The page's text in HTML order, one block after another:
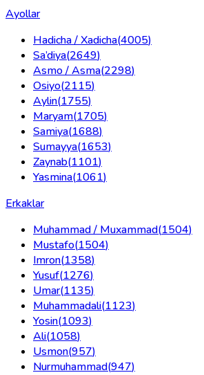
Ayollar
Hadicha / Xadicha(4005)
Sa’diya(2649)
Asmo / Asma(2298)
Osiyo(2115)
Aylin(1755)
Maryam(1705)
Samiya(1688)
Sumayya(1653)
Zaynab(1101)
Yasmina(1061)
Erkaklar
Muhammad / Muxammad(1504)
Mustafo(1504)
Imron(1358)
Yusuf(1276)
Umar(1135)
Muhammadali(1123)
Yosin(1093)
Ali(1058)
Usmon(957)
Nurmuhammad(947)